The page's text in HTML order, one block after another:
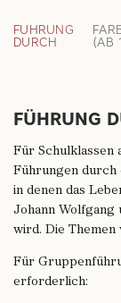
FÜHRUNG
DURCH
(AB
FÜHRUNG
Für Schulklassen
Führungen durch
in denen das
Johann Wolfgang
wird. Die Themen
Für
erforderlich: